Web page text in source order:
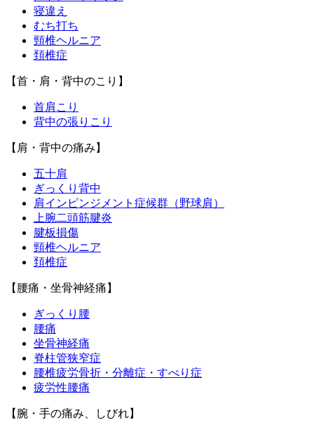
寝違え
むち打ち
頸椎ヘルニア
頚椎症
【首・肩・背中のこり】
首肩こり
背中の張りこり
【肩・背中の痛み】
五十肩
ぎっくり背中
肩インピンジメント症候群（野球肩）
上腕二頭筋腱炎
腱板損傷
頸椎ヘルニア
頚椎症
【腰痛・坐骨神経痛】
ぎっくり腰
腰痛
坐骨神経痛
脊柱管狭窄症
腰椎疲労骨折・分離症・すべり症
疲労性腰痛
【腕・手の痛み、しびれ】